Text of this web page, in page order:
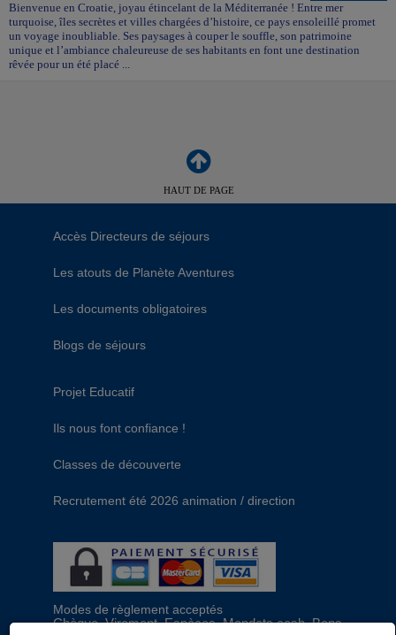
Bienvenue en Croatie, joyau étincelant de la Méditerranée ! Entre mer
turquoise, îles secrètes et villes chargées d’histoire, ce pays ensoleillé promet
un voyage inoubliable. Ses paysages à couper le souffle, son patrimoine
unique et l’ambiance chaleureuse de ses habitants en font une destination
rêvée pour un été placé ...
HAUT DE PAGE
Accès Directeurs de séjours
Les atouts de Planète Aventures
Les documents obligatoires
Blogs de séjours
Projet Educatif
Ils nous font confiance !
Classes de découverte
Recrutement été 2026 animation / direction
Modes de règlement acceptés
Chèque, Virement, Espèces, Mandats cash, Bons